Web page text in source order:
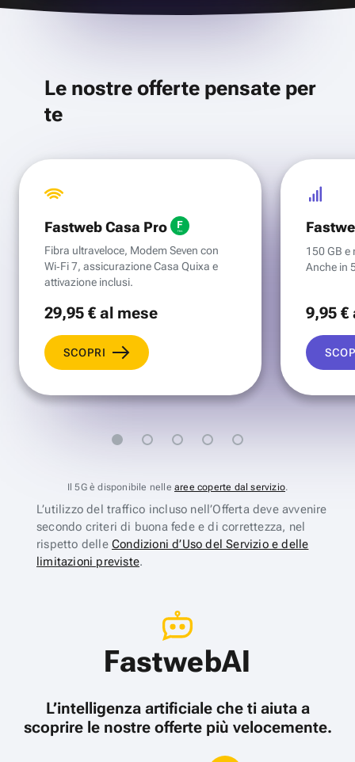
Le nostre offerte pensate per
te
Fastweb Casa Pro
Fibra ultraveloce, Modem Seven con
Wi‑Fi 7, assicurazione Casa Quixa e
attivazione inclusi.
29,95 €al mese
SCOPRI
150 GB e
Anche in
9,95 €
Il 5G è disponibile nelle aree coperte dal servizio.
L’utilizzo del traffico incluso nell’Offerta deve avvenire
secondo criteri di buona fede e di correttezza, nel
rispetto delle Condizioni d’Uso del Servizio e delle
limitazioni previste.
FastwebAI
L’intelligenza artificiale che ti aiuta a
scoprire le nostre offerte più velocemente.